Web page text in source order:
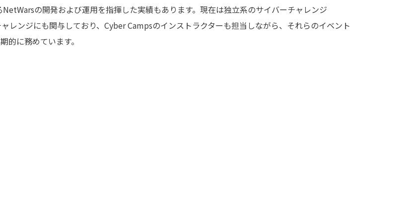
の開発および運用を指揮した実績もあります。現在は独立系のサイバーチャレンジ
レンジにも関与しており、Cyber Campsのインストラクターも担当しながら、それらのイベント
的に務めています。